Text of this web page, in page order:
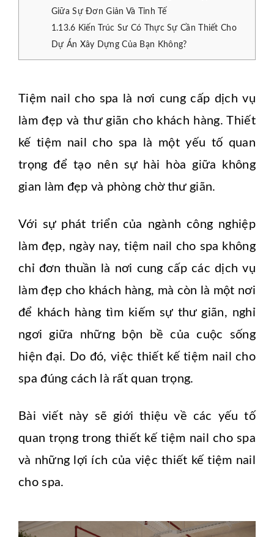
Giữa Sự Đơn Giản Và Tinh Tế
1.13.6 Kiến Trúc Sư Có Thực Sự Cần Thiết Cho
Dự Án Xây Dựng Của Bạn Không?
Tiệm nail cho spa là nơi cung cấp dịch vụ
làm đẹp và thư giãn cho khách hàng. Thiết
kế tiệm nail cho spa là một yếu tố quan
trọng để tạo nên sự hài hòa giữa không
gian làm đẹp và phòng chờ thư giãn.
Với sự phát triển của ngành công nghiệp
làm đẹp, ngày nay, tiệm nail cho spa không
chỉ đơn thuần là nơi cung cấp các dịch vụ
làm đẹp cho khách hàng, mà còn là một nơi
để khách hàng tìm kiếm sự thư giãn, nghỉ
ngơi giữa những bộn bề của cuộc sống
hiện đại. Do đó, việc thiết kế tiệm nail cho
spa đúng cách là rất quan trọng.
Bài viết này sẽ giới thiệu về các yếu tố
quan trọng trong thiết kế tiệm nail cho spa
và những lợi ích của việc thiết kế tiệm nail
cho spa.